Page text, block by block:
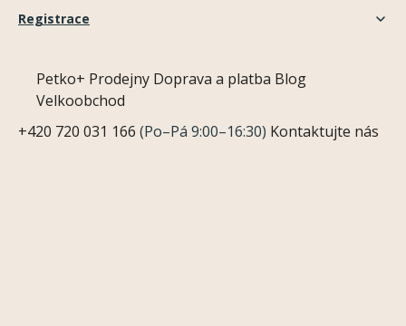
Registrace
Petko+ Prodejny Doprava a platba Blog
Velkoobchod
+420 720 031 166 (Po–Pá 9:00–16:30) Kontaktujte nás